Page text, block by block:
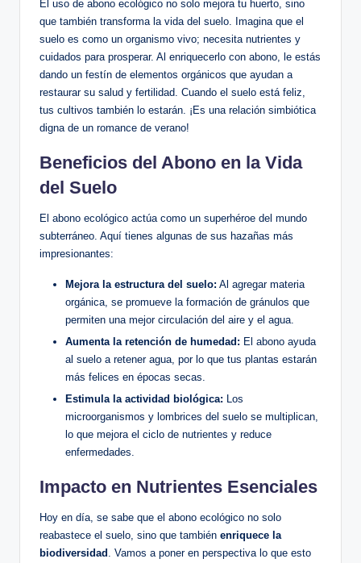
El uso de abono ecológico no solo mejora tu huerto, sino
que también transforma la vida del suelo. Imagina que el
suelo es como un organismo vivo; necesita nutrientes y
cuidados para prosperar. Al enriquecerlo con abono, le estás
dando un festín de elementos orgánicos que ayudan a
restaurar su salud y fertilidad. Cuando el suelo está feliz,
tus cultivos también lo estarán. ¡Es una relación simbiótica
digna de un romance de verano!
Beneficios del Abono en la Vida
del Suelo
El abono ecológico actúa como un superhéroe del mundo
subterráneo. Aquí tienes algunas de sus hazañas más
impresionantes:
Mejora la estructura del suelo: Al agregar materia
orgánica, se promueve la formación de gránulos que
permiten una mejor circulación del aire y el agua.
Aumenta la retención de humedad: El abono ayuda
al suelo a retener agua, por lo que tus plantas estarán
más felices en épocas secas.
Estimula la actividad biológica: Los
microorganismos y lombrices del suelo se multiplican,
lo que mejora el ciclo de nutrientes y reduce
enfermedades.
Impacto en Nutrientes Esenciales
Hoy en día, se sabe que el abono ecológico no solo
reabastece el suelo, sino que también enriquece la
biodiversidad . Vamos a poner en perspectiva lo que esto